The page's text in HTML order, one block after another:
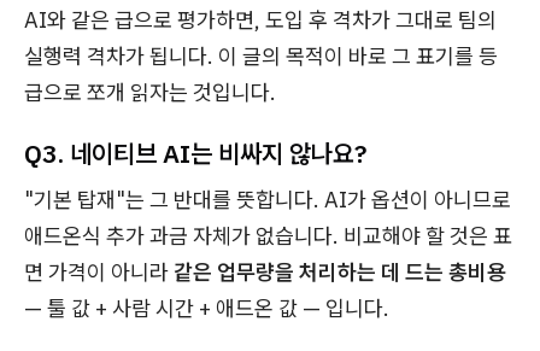
AI와 같은 급으로 평가하면, 도입 후 격차가 그대로 팀의
실행력 격차가 됩니다. 이 글의 목적이 바로 그 표기를 등
급으로 쪼개 읽자는 것입니다.
Q3. 네이티브 AI는 비싸지 않나요?
"기본 탑재"는 그 반대를 뜻합니다. AI가 옵션이 아니므로
애드온식 추가 과금 자체가 없습니다. 비교해야 할 것은 표
면 가격이 아니라 같은 업무량을 처리하는 데 드는 총비용
— 툴 값 + 사람 시간 + 애드온 값 — 입니다.